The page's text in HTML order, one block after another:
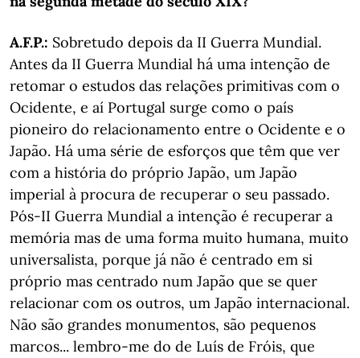
A.F.P.: Sobretudo depois da II Guerra Mundial.
Antes da II Guerra Mundial há uma intenção de
retomar o estudos das relações primitivas com o
Ocidente, e aí Portugal surge como o país
pioneiro do relacionamento entre o Ocidente e o
Japão. Há uma série de esforços que têm que ver
com a história do próprio Japão, um Japão
imperial à procura de recuperar o seu passado.
Pós-II Guerra Mundial a intenção é recuperar a
memória mas de uma forma muito humana, muito
universalista, porque já não é centrado em si
próprio mas centrado num Japão que se quer
relacionar com os outros, um Japão internacional.
Não são grandes monumentos, são pequenos
marcos... lembro-me do de Luís de Fróis, que